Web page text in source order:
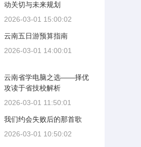
动关切与未来规划
2026-03-01 15:00:02
云南五日游预算指南
2026-03-01 14:00:01
云南省学电脑之选——择优
攻读于省技校解析
2026-03-01 11:50:01
我们约会失败后的那首歌
2026-03-01 10:50:02